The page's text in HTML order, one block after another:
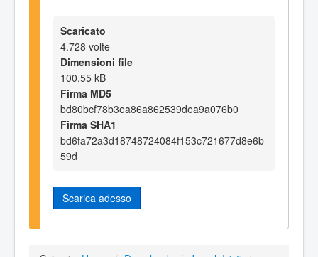
Scaricato
4.728 volte
Dimensioni file
100,55 kB
Firma MD5
bd80bcf78b3ea86a862539dea9a076b0
Firma SHA1
bd6fa72a3d18748724084f153c721677d8e6b
59d
Scarica adesso